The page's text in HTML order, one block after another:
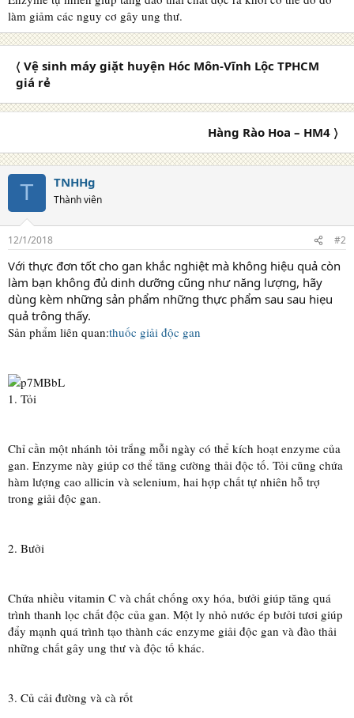
làm giảm các nguy cơ gây ung thư.
〈 Vệ sinh máy giặt huyện Hóc Môn-Vĩnh Lộc TPHCM
giá rẻ
Hàng Rào Hoa – HM4 〉
T TNHHg
Thành viên
12/1/2018 #2
Với thực đơn tốt cho gan khắc nghiệt mà không hiệu quả còn
làm bạn không đủ dinh dưỡng cũng như năng lượng, hãy
dùng kèm những sản phẩm những thực phẩm sau sau hiẹu
quả trông thấy.
Sản phẩm liên quan:thuốc giải độc gan
1. Tỏi
Chỉ cần một nhánh tỏi trắng mỗi ngày có thể kích hoạt enzyme của
gan. Enzyme này giúp cơ thể tăng cường thải độc tố. Tỏi cũng chứa
hàm lượng cao allicin và selenium, hai hợp chất tự nhiên hỗ trợ
trong giải độc gan.
2. Bưởi
Chứa nhiều vitamin C và chất chống oxy hóa, bưởi giúp tăng quá
trình thanh lọc chất độc của gan. Một ly nhỏ nước ép bưởi tươi giúp
đẩy mạnh quá trình tạo thành các enzyme giải độc gan và đào thải
những chất gây ung thư và độc tố khác.
3. Củ cải đường và cà rốt